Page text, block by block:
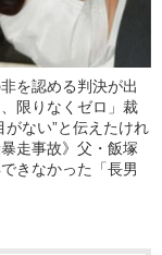
非を認める判決が出
限りなくゼロ」裁
がない”と伝えたけれ
走事故》父・飯塚
きなかった「長男